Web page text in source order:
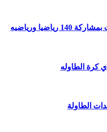
ورياضيه
كرة الطاوله
الطاولة